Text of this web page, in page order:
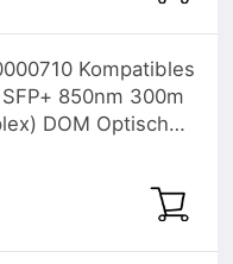
Kompatibles
850nm 300m
DOM Optische